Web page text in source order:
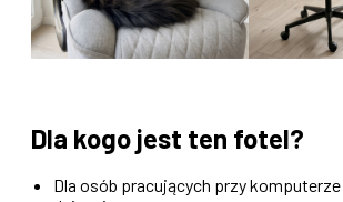
Dla kogo jest ten fotel?
Dla osób pracujących przy